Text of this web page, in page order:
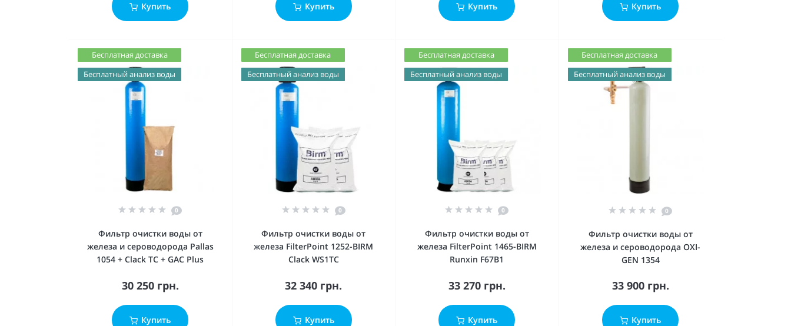
Купить Купить Купить Купить
Бесплатная доставка
Бесплатный анализ воды
0
Фильтр очистки воды от
железа и сероводорода Pallas
1054 + Clack TC + GAC Plus
30 250 грн.
Купить
Бесплатная доставка
Бесплатный анализ воды
0
Фильтр очистки воды от
железа FilterPoint 1252-BIRM
Clack WS1ТС
32 340 грн.
Купить
Бесплатная доставка
Бесплатный анализ воды
0
Фильтр очистки воды от
железа FilterPoint 1465-BIRM
Runxin F67В1
33 270 грн.
Купить
Бесплатная доставка
Бесплатный анализ воды
0
Фильтр очистки воды от
железа и сероводорода OXI-
GEN 1354
33 900 грн.
Купить